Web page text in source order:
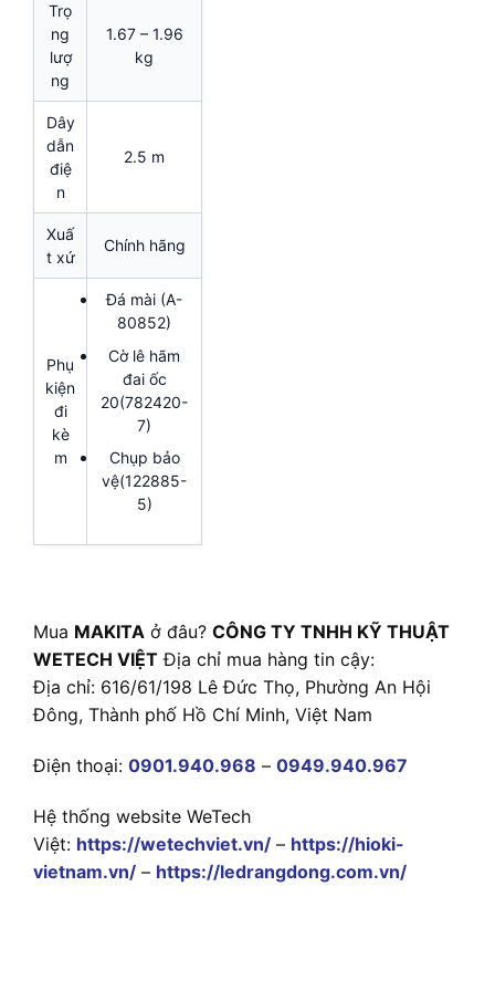
Trọ
ng
lượ
ng
1.67 – 1.96
kg
Dây
dẫn
điệ
n
2.5 m
Xuấ
t xứ
Chính hãng
Phụ
kiện
đi
kè
m
Đá mài (A-
80852)
Cờ lê hãm
đai ốc
20(782420-
7)
Chụp bảo
vệ(122885-
5)
Mua MAKITA ở đâu? CÔNG TY TNHH KỸ THUẬT
WETECH VIỆT Địa chỉ mua hàng tin cậy:
Địa chỉ: 616/61/198 Lê Đức Thọ, Phường An Hội
Đông, Thành phố Hồ Chí Minh, Việt Nam
Điện thoại: 0901.940.968 – 0949.940.967
Hệ thống website WeTech
Việt: https://wetechviet.vn/ – https://hioki-
vietnam.vn/ – https://ledrangdong.com.vn/